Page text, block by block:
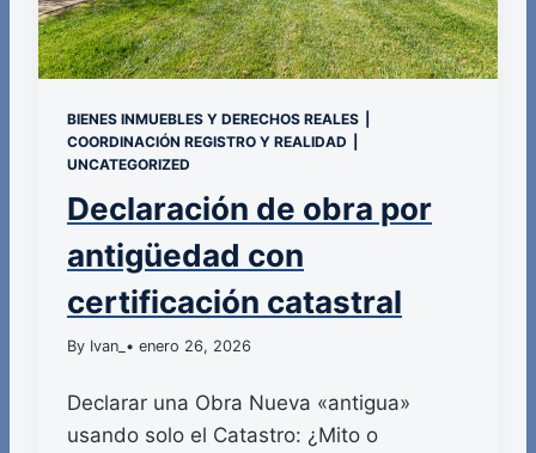
BIENES INMUEBLES Y DERECHOS REALES
COORDINACIÓN REGISTRO Y REALIDAD
UNCATEGORIZED
Declaración de obra por
antigüedad con
certificación catastral
By Ivan_ • enero 26, 2026
Declarar una Obra Nueva «antigua»
usando solo el Catastro: ¿Mito o